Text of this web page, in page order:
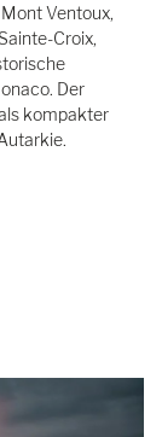
Ventoux,
Croix,
Der
kompakter